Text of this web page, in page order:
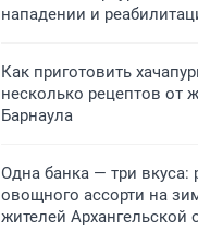
нападении и
Как приготовить
несколько рецептов от
Барнаула
Одна банка — три вкуса:
овощного ассорти на
жителей Архангельской